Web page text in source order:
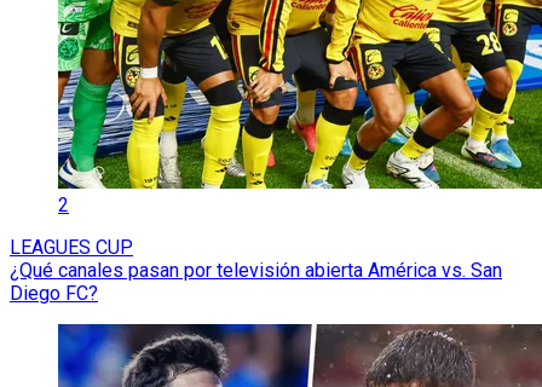
2
LEAGUES CUP
¿Qué canales pasan por televisión abierta América vs. San
Diego FC?